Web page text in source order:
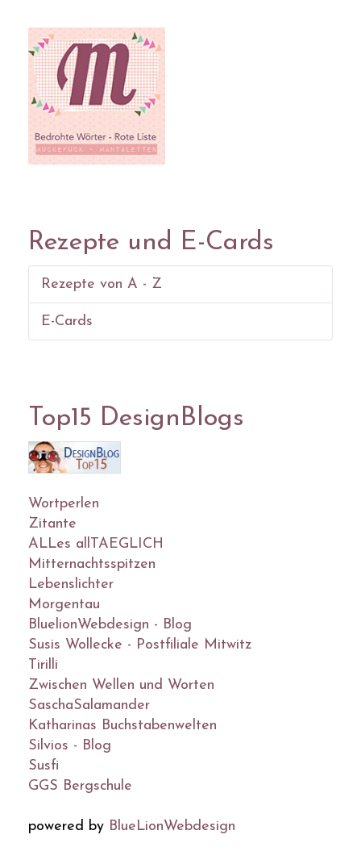
Rezepte und E-Cards
Rezepte von A - Z
E-Cards
Top15 DesignBlogs
Wortperlen
Zitante
ALLes allTAEGLICH
Mitternachtsspitzen
Lebenslichter
Morgentau
BluelionWebdesign - Blog
Susis Wollecke - Postfiliale Mitwitz
Tirilli
Zwischen Wellen und Worten
SaschaSalamander
Katharinas Buchstabenwelten
Silvios - Blog
Susfi
GGS Bergschule
powered by BlueLionWebdesign